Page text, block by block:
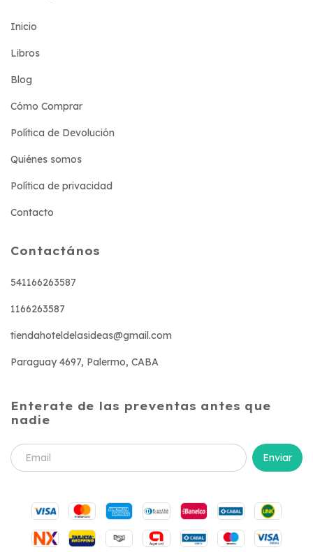
Inicio
Libros
Blog
Cómo Comprar
Política de Devolución
Quiénes somos
Política de privacidad
Contacto
Contactános
541166263587
1166263587
tiendahoteldelasideas@gmail.com
Paraguay 4697, Palermo, CABA
Enterate de las preventas antes que
nadie